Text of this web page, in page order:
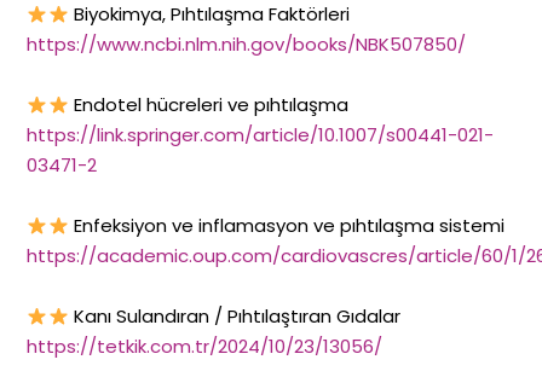
Biyokimya, Pıhtılaşma Faktörleri
https://www.ncbi.nlm.nih.gov/books/NBK507850/
Endotel hücreleri ve pıhtılaşma
https://link.springer.com/article/10.1007/s00441-021-
03471-2
Enfeksiyon ve inflamasyon ve pıhtılaşma sistemi
https://academic.oup.com/cardiovascres/article/60/1/
Kanı Sulandıran / Pıhtılaştıran Gıdalar
https://tetkik.com.tr/2024/10/23/13056/